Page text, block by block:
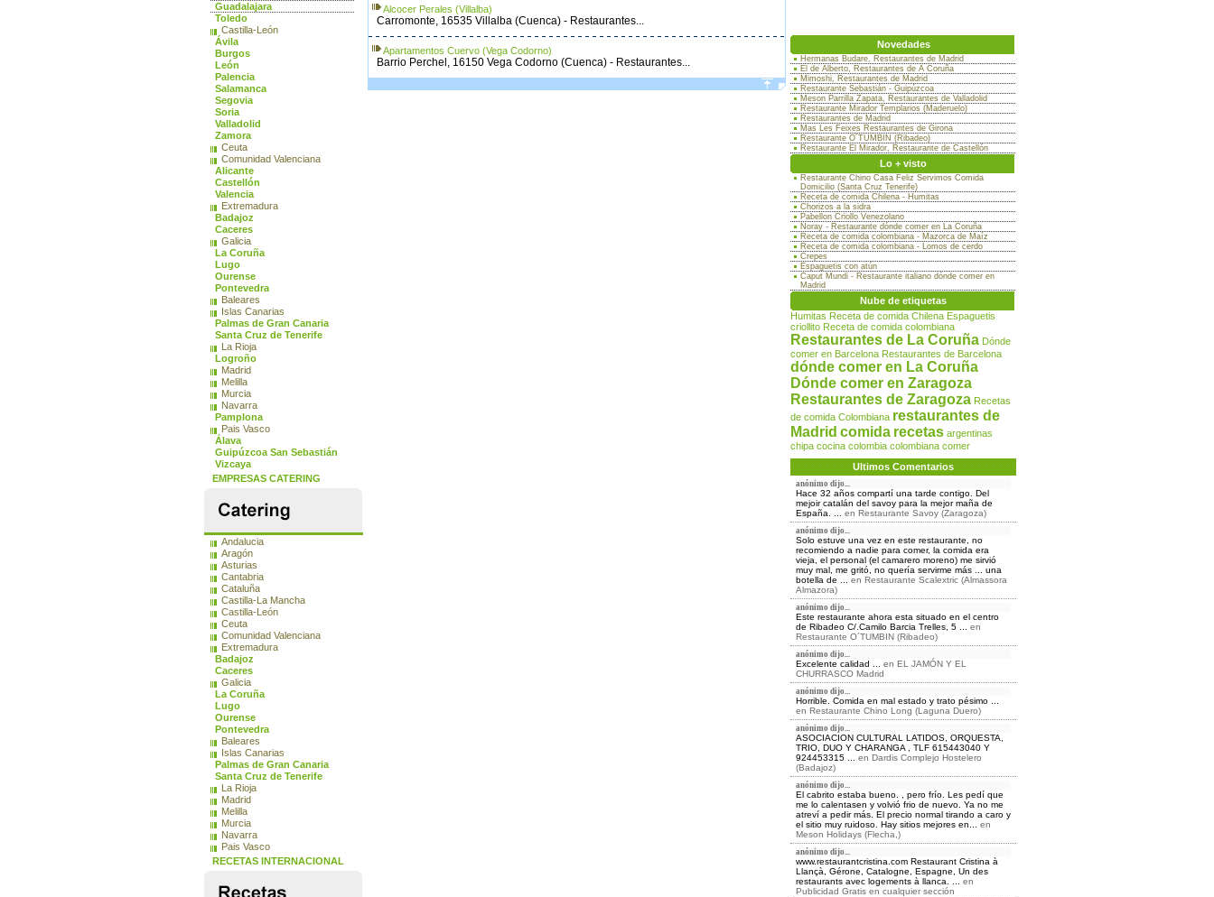
Guadalajara
Toledo
Castilla-León
Ávila
Burgos
León
Palencia
Salamanca
Segovia
Soria
Valladolid
Zamora
Ceuta
Comunidad Valenciana
Alicante
Castellón
Valencia
Extremadura
Badajoz
Caceres
Galicia
La Coruña
Lugo
Ourense
Pontevedra
Baleares
Islas Canarias
Palmas de Gran Canaria
Santa Cruz de Tenerife
La Rioja
Logroño
Madrid
Melilla
Murcia
Navarra
Pamplona
Pais Vasco
Álava
Guipúzcoa San Sebastián
Vizcaya
EMPRESAS CATERING
Andalucia
Aragón
Asturias
Cantabria
Cataluña
Castilla-La Mancha
Castilla-León
Ceuta
Comunidad Valenciana
Extremadura
Badajoz
Caceres
Galicia
La Coruña
Lugo
Ourense
Pontevedra
Baleares
Islas Canarias
Palmas de Gran Canaria
Santa Cruz de Tenerife
La Rioja
Madrid
Melilla
Murcia
Navarra
Pais Vasco
RECETAS INTERNACIONAL
Alcocer Perales (Villalba)
Carromonte, 16535 Villalba (Cuenca) - Restaurantes...
Apartamentos Cuervo (Vega Codorno)
Barrio Perchel, 16150 Vega Codorno (Cuenca) - Restaurantes...
Novedades
Hermanas Budare, Restaurantes de Madrid
El de Alberto, Restaurantes de A Coruña
Mimoshi, Restaurantes de Madrid
Restaurante Sebastián - Guipúzcoa
Meson Parrilla Zapata, Restaurantes de Valladolid
Restaurante Mirador Templarios (Maderuelo)
Restaurantes de Madrid
Mas Les Feixes Restaurantes de Girona
Restaurante O´TUMBIN (Ribadeo)
Restaurante El Mirador, Restaurante de Castellón
Lo + visto
Restaurante Chino Casa Feliz Servimos Comida
Domicilio (Santa Cruz Tenerife)
Receta de comida Chilena - Humitas
Chorizos a la sidra
Pabellon Criollo Venezolano
Noray - Restaurante dónde comer en La Coruña
Receta de comida colombiana - Mazorca de Maíz
Receta de comida colombiana - Lomos de cerdo
Crepes
Espaguetis con atún
Caput Mundi - Restaurante italiano dónde comer en
Madrid
Nube de etiquetas
Humitas Receta de comida Chilena Espaguetis
criollito Receta de comida colombiana
Restaurantes de La Coruña Dónde
comer en Barcelona Restaurantes de Barcelona
dónde comer en La Coruña
Dónde comer en Zaragoza
Restaurantes de Zaragoza Recetas
de comida Colombiana restaurantes de
Madrid comida recetas argentinas
chipa cocina colombia colombiana comer
Ultimos Comentarios
anónimo dijo...
Hace 32 años compartí una tarde contigo. Del
mejoir catalán del savoy para la mejor maña de
España. ... en Restaurante Savoy (Zaragoza)
anónimo dijo...
Solo estuve una vez en este restaurante, no
recomiendo a nadie para comer, la comida era
vieja, el personal (el camarero moreno) me sirvió
muy mal, me gritó, no quería servirme más ... una
botella de ... en Restaurante Scalextric (Almassora
Almazora)
anónimo dijo...
Este restaurante ahora esta situado en el centro
de Ribadeo C/.Camilo Barcia Trelles, 5 ... en
Restaurante O´TUMBIN (Ribadeo)
anónimo dijo...
Excelente calidad ... en EL JAMÓN Y EL
CHURRASCO Madrid
anónimo dijo...
Horrible. Comida en mal estado y trato pésimo ...
en Restaurante Chino Long (Laguna Duero)
anónimo dijo...
ASOCIACION CULTURAL LATIDOS, ORQUESTA,
TRIO, DUO Y CHARANGA , TLF 615443040 Y
924453315 ... en Dardis Complejo Hostelero
(Badajoz)
anónimo dijo...
El cabrito estaba bueno. , pero frío. Les pedí que
me lo calentasen y volvió frio de nuevo. Ya no me
atreví a pedir más. El precio normal tirando a caro y
el sitio muy ruidoso. Hay sitios mejores en... en
Meson Holidays (Flecha,)
anónimo dijo...
www.restaurantcristina.com Restaurant Cristina à
Llançà, Gérone, Catalogne, Espagne, Un des
restaurants avec logements à llanca. ... en
Publicidad Gratis en cualquier sección